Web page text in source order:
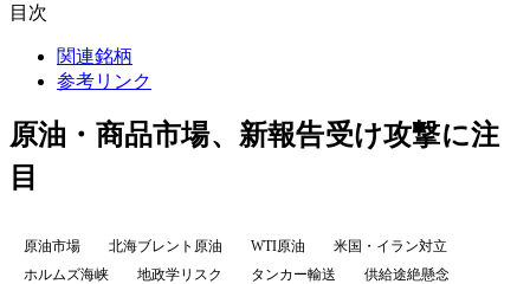
目次
関連銘柄
参考リンク
原油・商品市場、新報告受け攻撃に注
目
原油市場 北海ブレント原油 WTI原油
米国・イラン対立
ホルムズ海峡
地政学リスク タンカー輸送
供給途絶懸念